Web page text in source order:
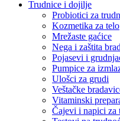
Trudnice i dojilje
Probiotici za
Kozmetika za telo
Mrežaste gaćice
Nega i zaštita
Pojasevi i
Pumpice za
Ulošci za grudi
Veštačke
Vitaminski
Čajevi i napici za